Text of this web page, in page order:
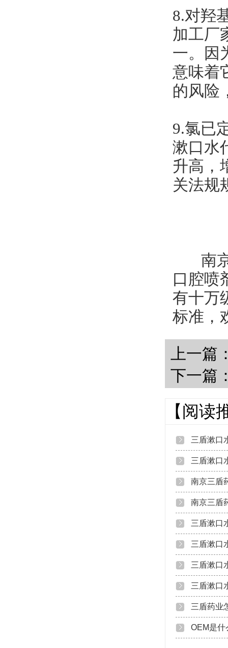
8.对羟
加工厂
一。因
意味着
的风险
9.氯已
漱口水
升高，
关法规
南京
口腔喷
有十万
标准，
上一篇
下一篇
【阅读
三盾漱口
三盾漱口
南京三盾
南京三盾
三盾漱口
三盾漱口
三盾漱口
三盾漱口
三盾药业
OEM是什